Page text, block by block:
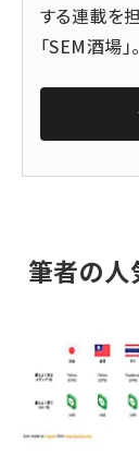
する連載を
「SEM酒場」。
筆者の人